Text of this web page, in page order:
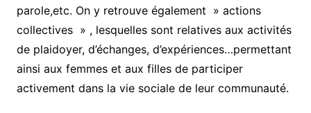
parole,etc. On y retrouve également » actions
collectives » , lesquelles sont relatives aux activités
de plaidoyer, d’échanges, d’expériences…permettant
ainsi aux femmes et aux filles de participer
activement dans la vie sociale de leur communauté.